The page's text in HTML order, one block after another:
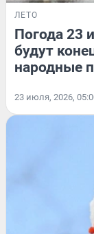
ЛЕТО
Погода 23
будут
народные
23 июля, 2026,